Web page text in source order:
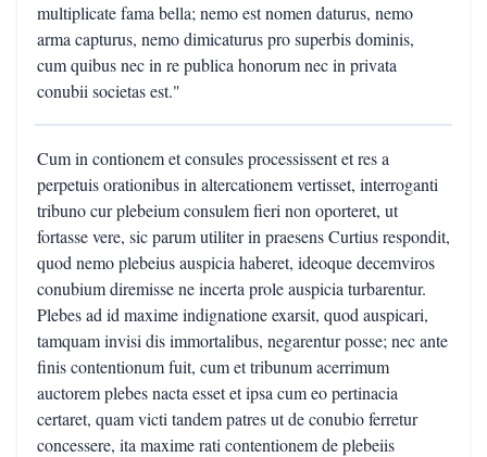
multiplicate fama bella; nemo est nomen daturus, nemo
arma capturus, nemo dimicaturus pro superbis dominis,
cum quibus nec in re publica honorum nec in privata
conubii societas est."
Cum in contionem et consules processissent et res a
perpetuis orationibus in altercationem vertisset, interroganti
tribuno cur plebeium consulem fieri non oporteret, ut
fortasse vere, sic parum utiliter in praesens Curtius respondit,
quod nemo plebeius auspicia haberet, ideoque decemviros
conubium diremisse ne incerta prole auspicia turbarentur.
Plebes ad id maxime indignatione exarsit, quod auspicari,
tamquam invisi dis immortalibus, negarentur posse; nec ante
finis contentionum fuit, cum et tribunum acerrimum
auctorem plebes nacta esset et ipsa cum eo pertinacia
certaret, quam victi tandem patres ut de conubio ferretur
concessere, ita maxime rati contentionem de plebeiis